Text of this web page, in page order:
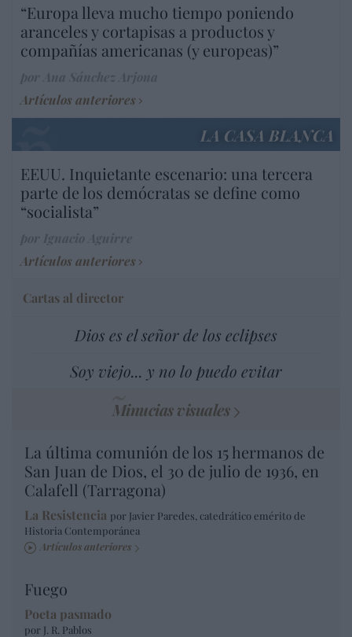
“Europa lleva mucho tiempo poniendo
aranceles y cortapisas a productos y
compañías americanas (y europeas)”
Artículos anteriores
LA CASA BLANCA
EEUU. Inquietante escenario: una tercera
parte de los demócratas se define como
“socialista”
Artículos anteriores
Cartas al director
Dios es el señor de los eclipses
Soy viejo... y no lo puedo evitar
Minucias visuales
La última comunión de los 15 hermanos de
San Juan de Dios, el 30 de julio de 1936, en
Calafell (Tarragona)
La Resistencia por Javier Paredes, catedrático emérito de
Historia Contemporánea
Artículos anteriores
Fuego
Poeta pasmado
por J. R. Pablos